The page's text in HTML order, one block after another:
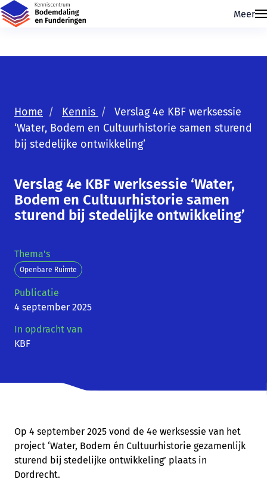
Meer
Home Kennis
Verslag 4e KBF werksessie
‘Water, Bodem en Cultuurhistorie samen sturend
bij stedelijke ontwikkeling’
Verslag 4e KBF werksessie ‘Water,
Bodem en Cultuurhistorie samen
sturend bij stedelijke ontwikkeling’
Thema's
Openbare Ruimte
Publicatie
4 september 2025
In opdracht van
KBF
Op 4 september 2025 vond de 4e werksessie van het
project ‘Water, Bodem én Cultuurhistorie gezamenlijk
sturend bij stedelijke ontwikkeling’ plaats in
Dordrecht.